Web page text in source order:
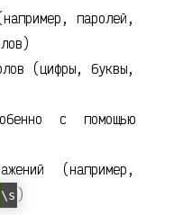
паролей,
(цифры, буквы,
с помощью
(например,
\s )